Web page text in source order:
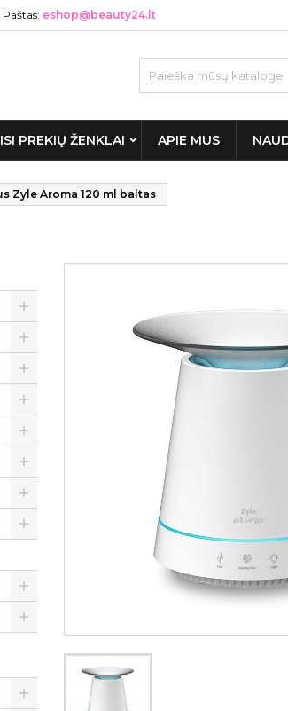
Paštas: eshop@beauty24.lt
PREKIŲ ŽENKLAI APIE MUS
Zyle Aroma 120 ml baltas